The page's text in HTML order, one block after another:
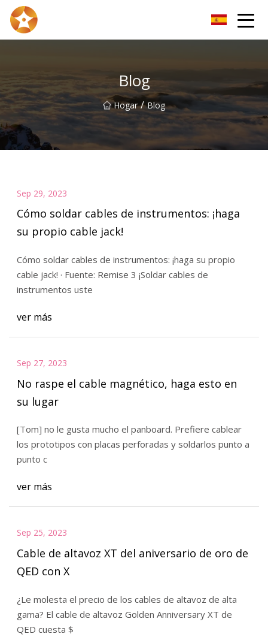
Blog
Hogar / Blog
Sep 29, 2023
Cómo soldar cables de instrumentos: ¡haga
su propio cable jack!
Cómo soldar cables de instrumentos: ¡haga su propio
cable jack! · Fuente: Remise 3 ¡Soldar cables de
instrumentos uste
ver más
Sep 27, 2023
No raspe el cable magnético, haga esto en
su lugar
[Tom] no le gusta mucho el panboard. Prefiere cablear
los prototipos con placas perforadas y soldarlos punto a
punto c
ver más
Sep 25, 2023
Cable de altavoz XT del aniversario de oro de
QED con X
¿Le molesta el precio de los cables de altavoz de alta
gama? El cable de altavoz Golden Anniversary XT de
QED cuesta $